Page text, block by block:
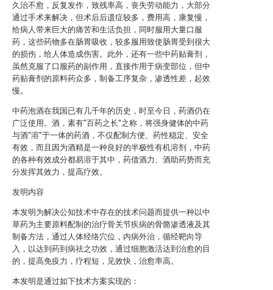
久治不愈，反复发作，致残率高，丧失劳动能力，大部分
通过手术来解决，但术后后遗症较多，费用高，康复慢，
给病人带来巨大的痛苦和生活负担，同时服用大量口服
药，这些药物多在肠胃吸收，较多服用致使肠胃受到很大
的损伤，给人体造成伤害。此外，还有一些中药贴膏剂，
虽然克服了口服药的副作用，直接作用于病变部位，但中
药贴膏剂的原料药众多，制备工序复杂，渗透性差，起效
慢。
中药泡酒在我国已有几千年的历史，时至今日，药酒仍在
广泛使用。酒，素有"百药之长"之称，将强身健体的中药
与酒"溶"于一体的药酒，不仅配制方便、药性稳定、安全
有效，而且因为酒精是一种良好的半极性有机溶剂，中药
的各种有效成分都易溶于其中，药借酒力、酒助药势而充
分发挥其效力，提高疗效。
发明内容
本发明为解决公知技术中存在的技术问题而提供一种以中
草药为主要原料配制的治疗骨关节疾病的骨骼渗透液及其
制备方法，通过人体经络穴位，内病外治，循经靶向导
入，以达到药到病祛之功效，通过细胞激活达到治愈的目
的，提高免疫力，疗程短，见效快，治愈率高。
本发明是通过如下技术方案实现的：